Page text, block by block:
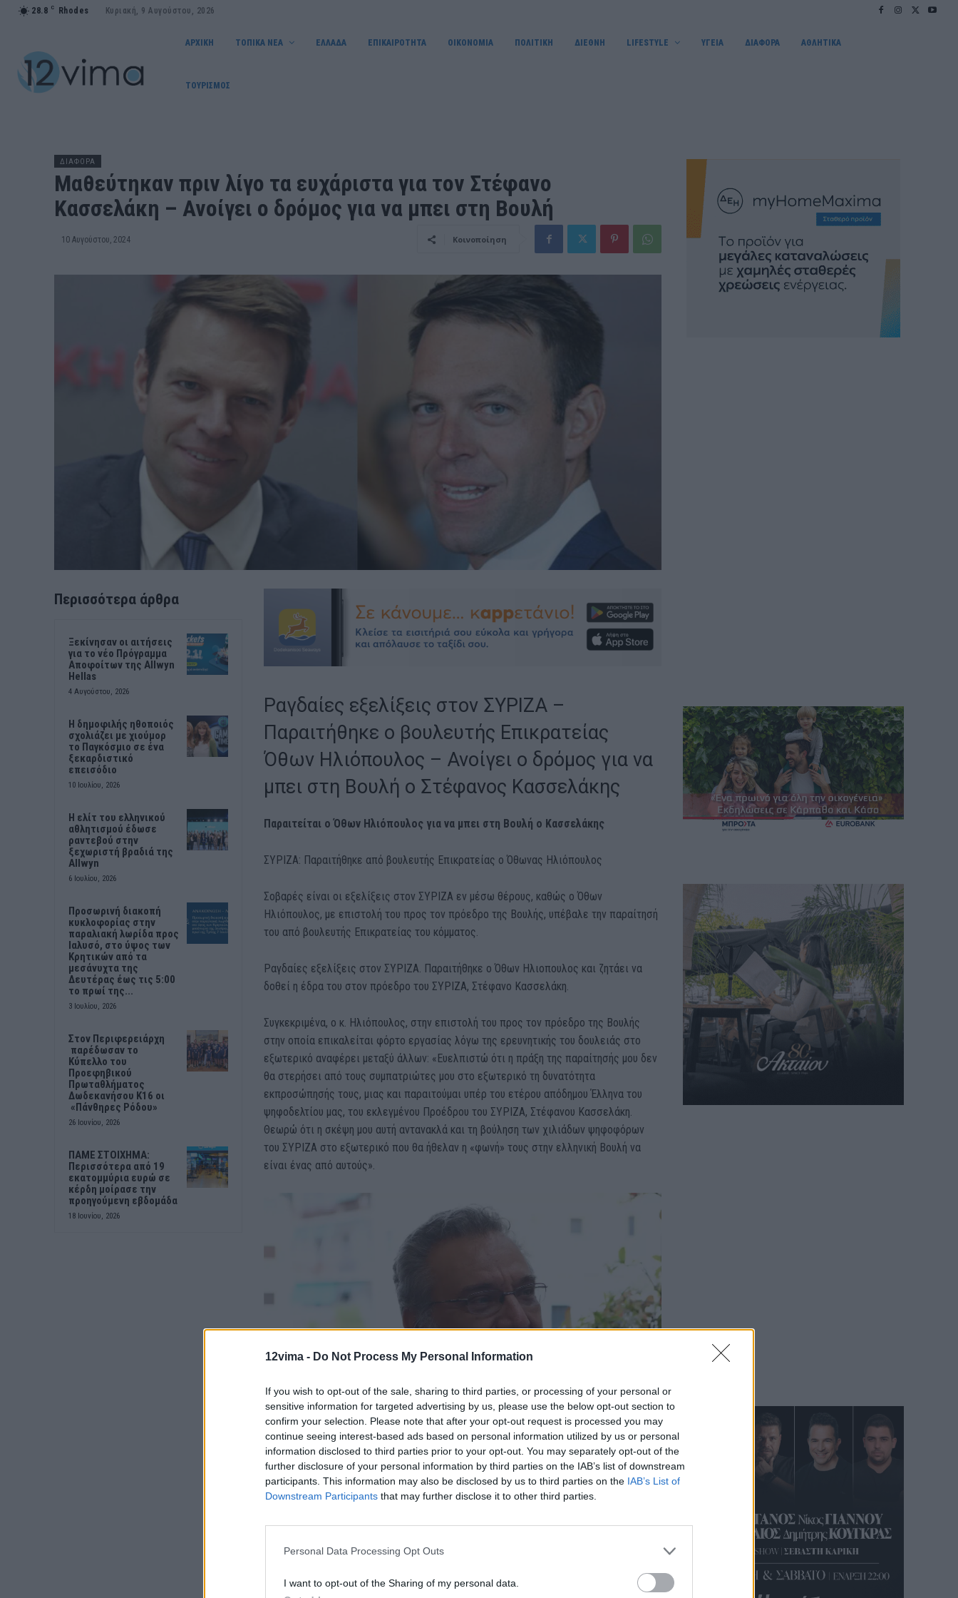
12vima - Do Not Process My Personal Information
If you wish to opt-out of the sale, sharing to third parties, or processing of your personal or
sensitive information for targeted advertising by us, please use the below opt-out section to
confirm your selection. Please note that after your opt-out request is processed you may
continue seeing interest-based ads based on personal information utilized by us or personal
information disclosed to third parties prior to your opt-out. You may separately opt-out of the
further disclosure of your personal information by third parties on the IAB’s list of downstream
participants. This information may also be disclosed by us to third parties on the IAB’s List of
Downstream Participants that may further disclose it to other third parties.
Personal Data Processing Opt Outs
I want to opt-out of the Sharing of my personal data.
28.8 C Rhodes Κυριακή, 9 Αυγούστου, 2026
ΑΡΧΙΚΗ ΤΟΠΙΚΑ ΝΕΑ ΕΛΛΑΔΑ ΕΠΙΚΑΙΡΟΤΗΤΑ OIKONOMIA ΠΟΛΙΤΙΚΗ ΔΙΕΘΝΗ LIFESTYLE ΥΓΕΙΑ ΔΙΑΦΟΡΑ ΑΘΛΗΤΙΚΑ
ΤΟΥΡΙΣΜΟΣ
ΔΙΑΦΟΡΑ
Μαθεύτηκαν πριν λίγο τα ευχάριστα για τον Στέφανο
Κασσελάκη – Ανοίγει ο δρόμος για να μπει στη Βουλή
10 Αυγούστου, 2024 Κοινοποίηση
Περισσότερα άρθρα
Ξεκίνησαν οι αιτήσεις
για το νέο Πρόγραμμα
Αποφοίτων της Allwyn
Hellas
4 Αυγούστου, 2026
Η δημοφιλής ηθοποιός
σχολιάζει με χιούμορ
το Παγκόσμιο σε ένα
ξεκαρδιστικό
επεισόδιο
10 Ιουλίου, 2026
Η ελίτ του ελληνικού
αθλητισμού έδωσε
ραντεβού στην
ξεχωριστή βραδιά της
Allwyn
6 Ιουλίου, 2026
Προσωρινή διακοπή
κυκλοφορίας στην
παραλιακή λωρίδα προς
Ιαλυσό, στο ύψος των
Κρητικών από τα
μεσάνυχτα της
Δευτέρας έως τις 5:00
το πρωί της...
3 Ιουλίου, 2026
Στον Περιφερειάρχη
παρέδωσαν το
Κύπελλο του
Προεφηβικού
Πρωταθλήματος
Δωδεκανήσου Κ16 οι
«Πάνθηρες Ρόδου»
26 Ιουνίου, 2026
ΠΑΜΕ ΣΤΟΙΧΗΜΑ:
Περισσότερα από 19
εκατομμύρια ευρώ σε
κέρδη μοίρασε την
προηγούμενη εβδομάδα
18 Ιουνίου, 2026
Ραγδαίες εξελίξεις στον ΣΥΡΙΖΑ –
Παραιτήθηκε ο βουλευτής Επικρατείας
Όθων Ηλιόπουλος – Ανοίγει ο δρόμος για να
μπει στη Βουλή ο Στέφανος Κασσελάκης
Παραιτείται ο Όθων Ηλιόπουλος για να μπει στη Βουλή ο Κασσελάκης
ΣΥΡΙΖΑ: Παραιτήθηκε από βουλευτής Επικρατείας ο Όθωνας Ηλιόπουλος
Σοβαρές είναι οι εξελίξεις στον ΣΥΡΙΖΑ εν μέσω θέρους, καθώς ο Όθων
Ηλιόπουλος, με επιστολή του προς τον πρόεδρο της Βουλής, υπέβαλε την παραίτησή
του από βουλευτής Επικρατείας του κόμματος.
Ραγδαίες εξελίξεις στον ΣΥΡΙΖΑ. Παραιτήθηκε ο Όθων Ηλιοπουλος και ζητάει να
δοθεί η έδρα του στον πρόεδρο του ΣΥΡΙΖΑ, Στέφανο Κασσελάκη.
Συγκεκριμένα, ο κ. Ηλιόπουλος, στην επιστολή του προς τον πρόεδρο της Βουλής
στην οποία επικαλείται φόρτο εργασίας λόγω της ερευνητικής του δουλειάς στο
εξωτερικό αναφέρει μεταξύ άλλων: «Ευελπιστώ ότι η πράξη της παραίτησής μου δεν
θα στερήσει από τους συμπατριώτες μου στο εξωτερικό τη δυνατότητα
εκπροσώπησής τους, μιας και παραιτούμαι υπέρ του ετέρου απόδημου Έλληνα του
ψηφοδελτίου μας, του εκλεγμένου Προέδρου του ΣΥΡΙΖΑ, Στέφανου Κασσελάκη.
Θεωρώ ότι η σκέψη μου αυτή αντανακλά και τη βούληση των χιλιάδων ψηφοφόρων
του ΣΥΡΙΖΑ στο εξωτερικό που θα ήθελαν η «φωνή» τους στην ελληνική Βουλή να
είναι ένας από αυτούς».
Η επιστολή παραίτησης του Όθωνα
Ηλιόπουλου